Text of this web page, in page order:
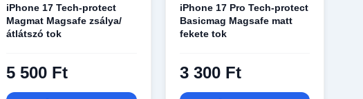
iPhone 17 Tech-protect
Magmat Magsafe zsálya/
átlátszó tok
5 500 Ft
iPhone 17 Pro Tech-protect
Basicmag Magsafe matt
fekete tok
3 300 Ft